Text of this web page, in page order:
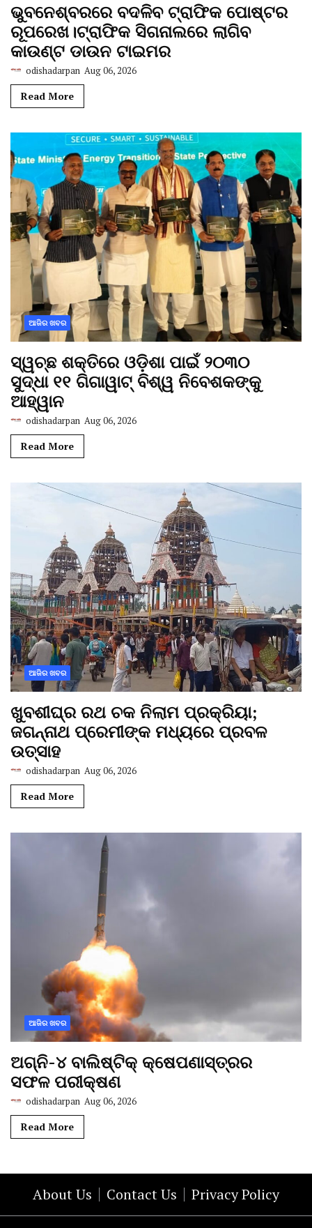
ଭୁବନେଶ୍ବରରେ ବଦଳିବ ଟ୍ରାଫିକ ପୋଷ୍ଟର
ରୂପରେଖ।ଟ୍ରାଫିକ ସିଗନାଲରେ ଲାଗିବ
କାଉଣ୍ଟ ଡାଉନ ଟାଇମର
odishadarpan Aug 06, 2026
Read More
ଆଜିର ଖବର
ସ୍ୱଚ୍ଛ ଶକ୍ତିରେ ଓଡ଼ିଶା ପାଇଁ ୨୦୩୦
ସୁଦ୍ଧା ୧୧ ଗିଗାୱାଟ୍ ବିଶ୍ୱ ନିବେଶକଙ୍କୁ
ଆହ୍ୱାନ
odishadarpan Aug 06, 2026
Read More
ଆଜିର ଖବର
ଖୁବଶୀଘ୍ର ରଥ ଚକ ନିଲାମ ପ୍ରକ୍ରିୟା;
ଜଗନ୍ନାଥ ପ୍ରେମୀଙ୍କ ମଧ୍ୟରେ ପ୍ରବଳ
ଉତ୍ସାହ
odishadarpan Aug 06, 2026
Read More
ଆଜିର ଖବର
ଅଗ୍ନି-୪ ବାଲିଷ୍ଟିକ୍ କ୍ଷେପଣାସ୍ତ୍ରର
ସଫଳ ପରୀକ୍ଷଣ
odishadarpan Aug 06, 2026
Read More
About Us Contact Us Privacy Policy